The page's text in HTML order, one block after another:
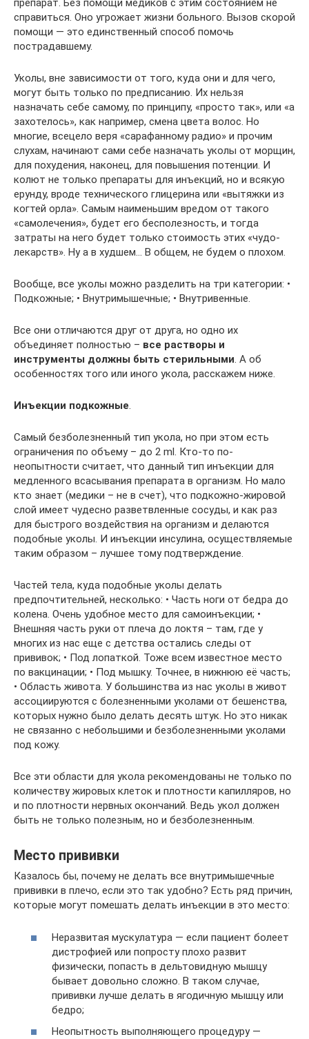
препарат. Без помощи медиков с этим состоянием не
справиться. Оно угрожает жизни больного. Вызов скорой
помощи — это единственный способ помочь
пострадавшему.
Уколы, вне зависимости от того, куда они и для чего,
могут быть только по предписанию. Их нельзя
назначать себе самому, по принципу, «просто так», или «а
захотелось», как например, смена цвета волос. Но
многие, всецело веря «сарафанному радио» и прочим
слухам, начинают сами себе назначать уколы от морщин,
для похудения, наконец, для повышения потенции. И
колют не только препараты для инъекций, но и всякую
ерунду, вроде технического глицерина или «вытяжки из
когтей орла». Самым наименьшим вредом от такого
«самолечения», будет его бесполезность, и тогда
затраты на него будет только стоимость этих «чудо-
лекарств». Ну а в худшем… В общем, не будем о плохом.
Вообще, все уколы можно разделить на три категории: •
Подкожные; • Внутримышечные; • Внутривенные.
Все они отличаются друг от друга, но одно их
объединяет полностью – все растворы и
инструменты должны быть стерильными. А об
особенностях того или иного укола, расскажем ниже.
Инъекции подкожные.
Самый безболезненный тип укола, но при этом есть
ограничения по объему – до 2 ml. Кто-то по-
неопытности считает, что данный тип инъекции для
медленного всасывания препарата в организм. Но мало
кто знает (медики – не в счет), что подкожно-жировой
слой имеет чудесно разветвленные сосуды, и как раз
для быстрого воздействия на организм и делаются
подобные уколы. И инъекции инсулина, осуществляемые
таким образом – лучшее тому подтверждение.
Частей тела, куда подобные уколы делать
предпочтительней, несколько: • Часть ноги от бедра до
колена. Очень удобное место для самоинъекции; •
Внешняя часть руки от плеча до локтя – там, где у
многих из нас еще с детства остались следы от
прививок; • Под лопаткой. Тоже всем известное место
по вакцинации; • Под мышку. Точнее, в нижнюю её часть;
• Область живота. У большинства из нас уколы в живот
ассоциируются с болезненными уколами от бешенства,
которых нужно было делать десять штук. Но это никак
не связанно с небольшими и безболезненными уколами
под кожу.
Все эти области для укола рекомендованы не только по
количеству жировых клеток и плотности капилляров, но
и по плотности нервных окончаний. Ведь укол должен
быть не только полезным, но и безболезненным.
Место прививки
Казалось бы, почему не делать все внутримышечные
прививки в плечо, если это так удобно? Есть ряд причин,
которые могут помешать делать инъекции в это место:
Неразвитая мускулатура — если пациент болеет
дистрофией или попросту плохо развит
физически, попасть в дельтовидную мышцу
бывает довольно сложно. В таком случае,
прививки лучше делать в ягодичную мышцу или
бедро;
Неопытность выполняющего процедуру —